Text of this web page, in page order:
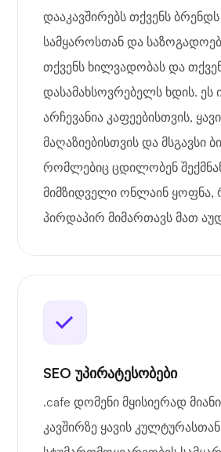
დააკავშირებს თქვენს ბრენდს
სამყაროსთან და
თქვენს ხილვადობას და
დასამახსოვრებელს ხდის.
არჩევანია კაფეებისთვის,
მაღაზიებისთვის და მსგავსი
რომლებიც ცდილობენ
მიმზიდველი ონლაინ
პირდაპირ მიმართავს მათ
SEO უპირატესობები
.cafe დომენი მყისიერად
კავშირზე ყავის